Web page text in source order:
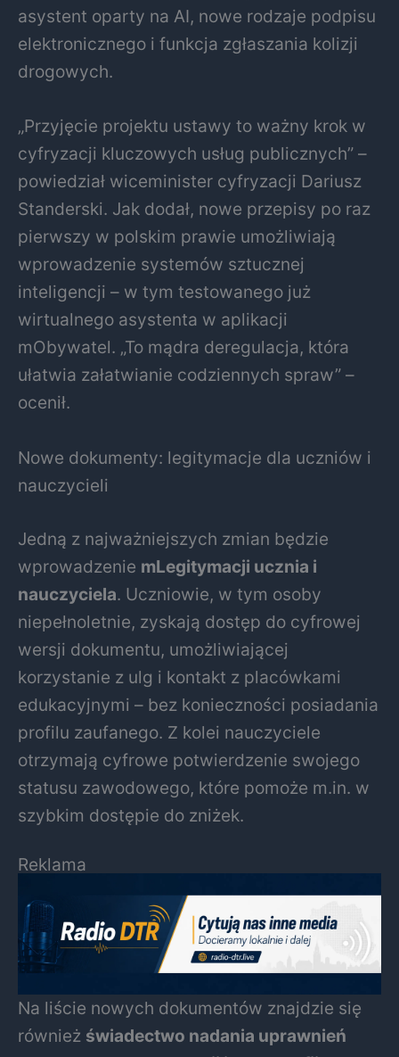
asystent oparty na AI, nowe rodzaje podpisu
elektronicznego i funkcja zgłaszania kolizji
drogowych.
„Przyjęcie projektu ustawy to ważny krok w
cyfryzacji kluczowych usług publicznych” –
powiedział wiceminister cyfryzacji Dariusz
Standerski. Jak dodał, nowe przepisy po raz
pierwszy w polskim prawie umożliwiają
wprowadzenie systemów sztucznej
inteligencji – w tym testowanego już
wirtualnego asystenta w aplikacji
mObywatel. „To mądra deregulacja, która
ułatwia załatwianie codziennych spraw” –
ocenił.
Nowe dokumenty: legitymacje dla uczniów i
nauczycieli
Jedną z najważniejszych zmian będzie
wprowadzenie mLegitymacji ucznia i
nauczyciela. Uczniowie, w tym osoby
niepełnoletnie, zyskają dostęp do cyfrowej
wersji dokumentu, umożliwiającej
korzystanie z ulg i kontakt z placówkami
edukacyjnymi – bez konieczności posiadania
profilu zaufanego. Z kolei nauczyciele
otrzymają cyfrowe potwierdzenie swojego
statusu zawodowego, które pomoże m.in. w
szybkim dostępie do zniżek.
Reklama
Na liście nowych dokumentów znajdzie się
również świadectwo nadania uprawnień